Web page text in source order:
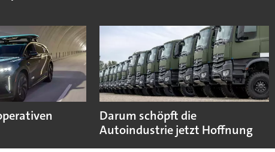
Darum schöpft die
Autoindustrie jetzt Hoffnung